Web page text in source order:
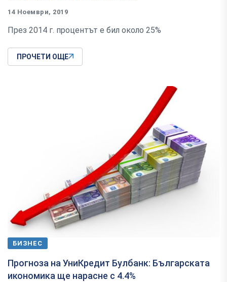
14 Ноември, 2019
През 2014 г. процентът е бил около 25%
ПРОЧЕТИ ОЩЕ
БИЗНЕС
Прогноза на УниКредит Булбанк: Българската
икономика ще нарасне с 4.4%